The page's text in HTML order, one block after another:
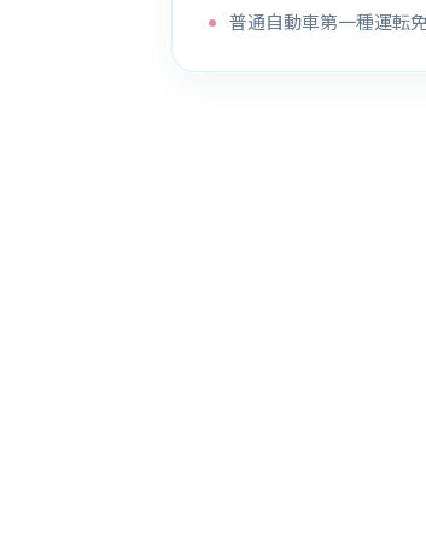
普通自動車第一種運転